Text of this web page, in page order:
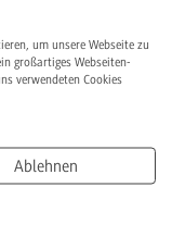
Chancengleichheit
der
um unsere Webseite zu
großartiges Webseiten-
verwendeten Cookies
Ablehnen